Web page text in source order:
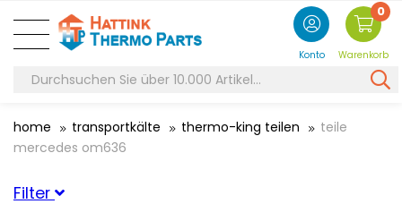
Konto
0
Warenkorb
home transportkälte thermo-king teilen
teile
mercedes om636
Filter